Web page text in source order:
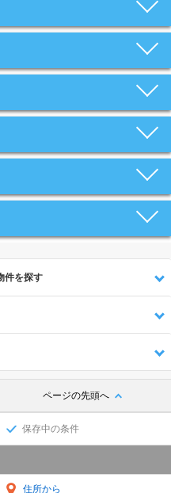
件を探す
ページの先頭へ
保存中の条件
住所から